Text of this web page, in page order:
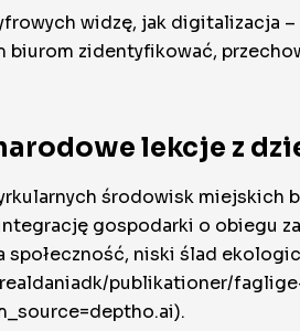
widzę, jak digitalizacja
biurom zidentyfikować,
lekcje z
środowisk miejskich
gospodarki o obiegu
społeczność, niski ślad
publikationer/